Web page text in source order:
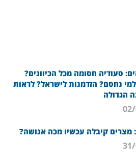
סעודיה חסומה מכל הכיוונים?
נחסם? הזדמנות לישראל? לראות
הגדולה
מצרים קיבלה עכשיו מכה אנושה?